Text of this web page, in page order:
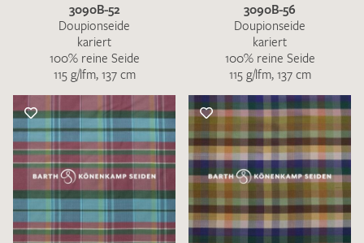
3090B-52
Doupionseide
kariert
100% reine Seide
115 g/lfm, 137 cm
3090B-56
Doupionseide
kariert
100% reine Seide
115 g/lfm, 137 cm